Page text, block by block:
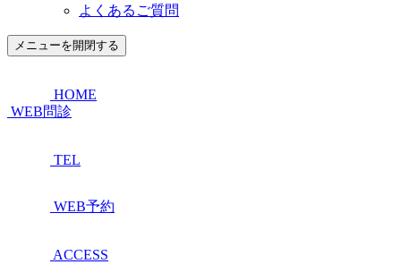
よくあるご質問
メニューを開閉する
HOME
WEB問診
TEL
WEB予約
ACCESS